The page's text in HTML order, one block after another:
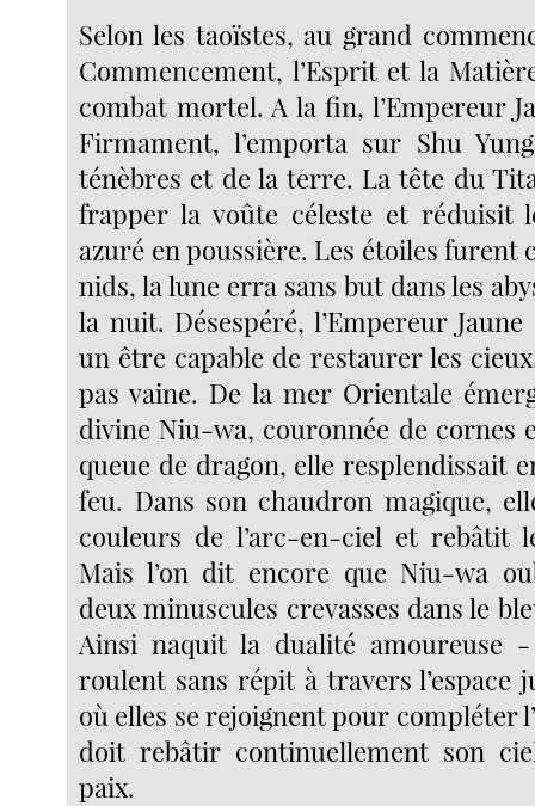
Selon les taoïstes, au grand
Commencement, l’Esprit et la
combat mortel. A la fin, l’Empereur
Firmament, l’emporta sur Shu
ténèbres et de la terre. La tête du
frapper la voûte céleste et réduisit
azuré en poussière. Les étoiles furent
nids, la lune erra sans but dans les
la nuit. Désespéré, l’Empereur
un être capable de restaurer les
pas vaine. De la mer Orientale
divine Niu-wa, couronnée de cornes
queue de dragon, elle resplendissait
feu. Dans son chaudron magique,
couleurs de l’arc-en-ciel et rebâtit
Mais l’on dit encore que Niu-wa
deux minuscules crevasses dans le
Ainsi naquit la dualité amoureuse
roulent sans répit à travers l’espace
où elles se rejoignent pour compléter
doit rebâtir continuellement son
paix.